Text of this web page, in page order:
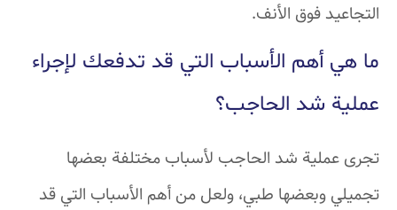
التجاعيد فوق الأنف.
ما هي أهم الأسباب التي قد تدفعك لإجراء
عملية شد الحاجب؟
تجرى عملية شد الحاجب لأسباب مختلفة بعضها
تجميلي وبعضها طبي، ولعل من أهم الأسباب التي قد